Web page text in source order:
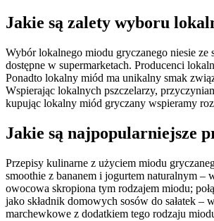
Jakie są zalety wyboru
Wybór lokalnego miodu gryczanego niesie
dostępne w supermarketach. Producenci
Ponadto lokalny miód ma unikalny smak
Wspierając lokalnych pszczelarzy,
kupując lokalny miód gryczany wspieramy
Jakie są najpopularniejsze
Przepisy kulinarne z użyciem miodu
smoothie z bananem i jogurtem naturalnym –
owocowa skropiona tym rodzajem miodu;
jako składnik domowych sosów do sałatek
marchewkowe z dodatkiem tego rodzaju